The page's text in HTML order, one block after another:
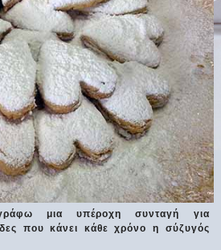
μια υπέροχη συνταγή για
που κάνει κάθε χρόνο η σύζυγός